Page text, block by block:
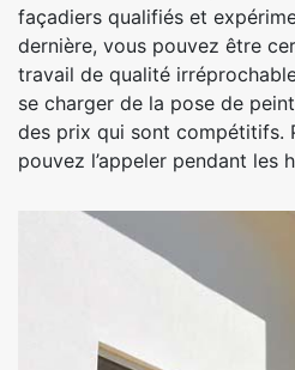
façadiers qualifiés et
dernière, vous pouvez être
travail de qualité
se charger de la pose de
des prix qui sont compétitifs.
pouvez l’appeler pendant les